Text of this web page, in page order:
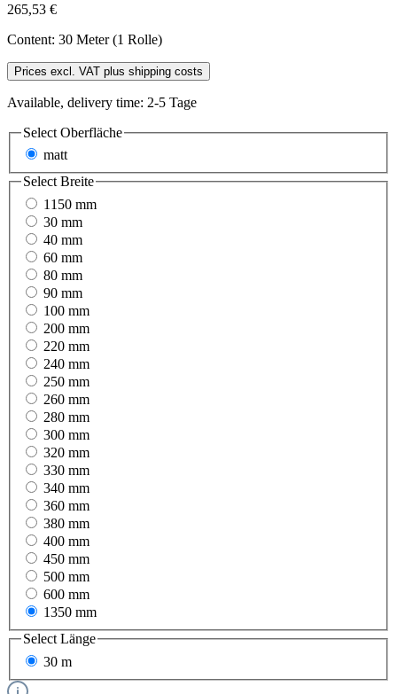
265,53 €
Content: 30 Meter (1 Rolle)
Prices excl. VAT plus shipping costs
Available, delivery time: 2-5 Tage
Select Oberfläche
matt
SelectBreite
1150 mm
30 mm
40 mm
60 mm
80 mm
90 mm
100 mm
200 mm
220 mm
240 mm
250 mm
260 mm
280 mm
300 mm
320 mm
330 mm
340 mm
360 mm
380 mm
400 mm
450 mm
500 mm
600 mm
1350 mm
Select Länge
30 m